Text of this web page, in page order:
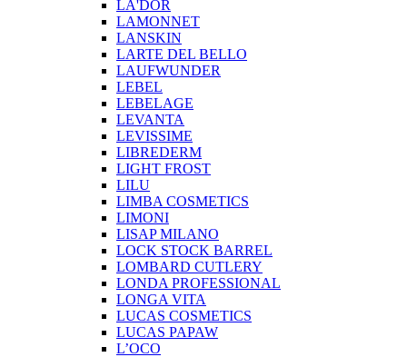
LA'DOR
LAMONNET
LANSKIN
LARTE DEL BELLO
LAUFWUNDER
LEBEL
LEBELAGE
LEVANTA
LEVISSIME
LIBREDERM
LIGHT FROST
LILU
LIMBA COSMETICS
LIMONI
LISAP MILANO
LOCK STOCK BARREL
LOMBARD CUTLERY
LONDA PROFESSIONAL
LONGA VITA
LUCAS COSMETICS
LUCAS PAPAW
L’OCO